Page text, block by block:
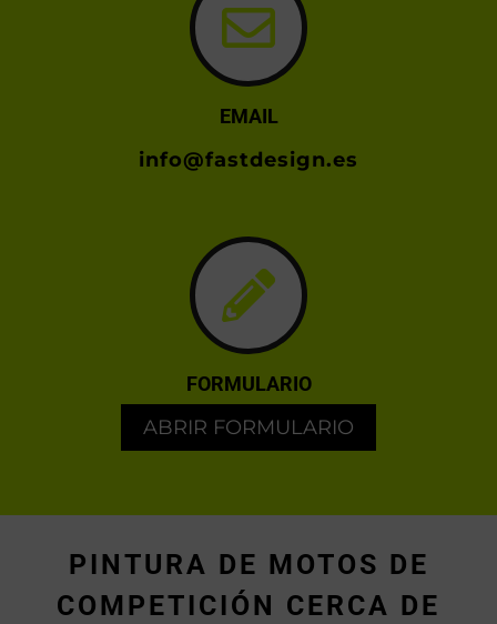
EMAIL
info@fastdesign.es
FORMULARIO
ABRIR FORMULARIO
PINTURA DE MOTOS DE
COMPETICIÓN CERCA DE